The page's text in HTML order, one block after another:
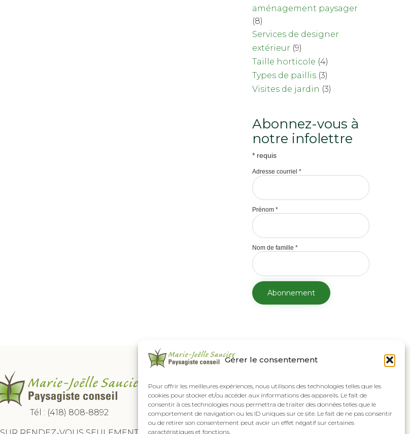
Gérer le consentement
Pour offrir les meilleures expériences, nous utilisons des technologies telles que les
cookies pour stocker et/ou accéder aux informations des appareils. Le fait de
consentir à ces technologies nous permettra de traiter des données telles que le
comportement de navigation ou les ID uniques sur ce site. Le fait de ne pas consentir
ou de retirer son consentement peut avoir un effet négatif sur certaines
caractéristiques et fonctions.
aménagement paysager
(8)
Services de designer
extérieur (9)
Taille horticole (4)
Types de paillis (3)
Visites de jardin (3)
Abonnez-vous à
notre infolettre
* requis
Adresse courriel*
Prénom*
Nom de famille*
Tél : (418) 808-8892